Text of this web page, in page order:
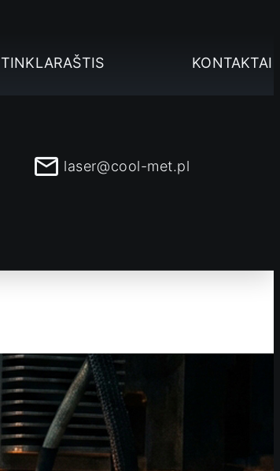
TINKLARAŠTIS KONTAKTAI
laser@cool-met.pl